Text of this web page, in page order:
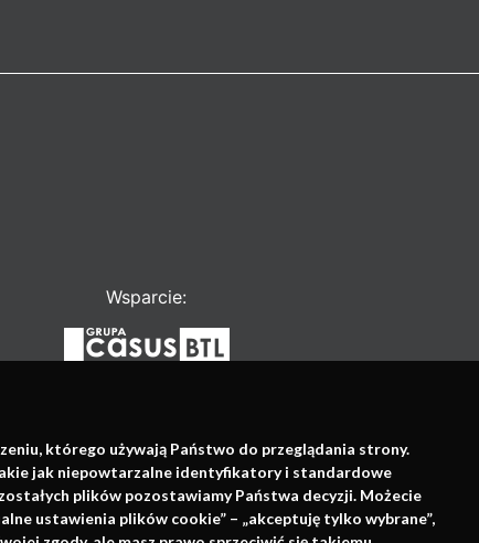
którego używają Państwo do przeglądania strony.
jak niepowtarzalne identyfikatory i standardowe
plików pozostawiamy Państwa decyzji. Możecie
ustawienia plików cookie” – „akceptuję tylko wybrane”,
Wsparcie: